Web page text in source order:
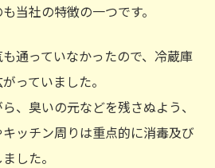
当社の特徴の一つです。
通っていなかったので、冷蔵庫
っていました。
、臭いの元などを残さぬよう、
ッチン周りは重点的に消毒及び
した。